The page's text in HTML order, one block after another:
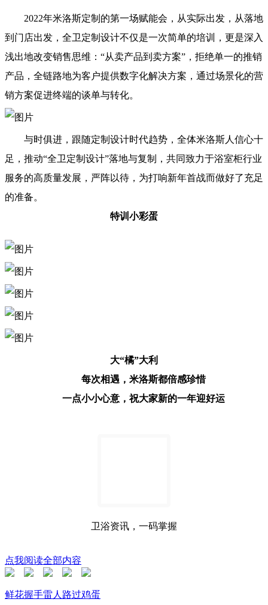
2022年米洛斯定制的第一场赋能会，从实际出发，从落地
到门店出发，全卫定制设计不仅是一次简单的培训，更是深入
浅出地改变销售思维：“从卖产品到卖方案”，拒绝单一的推销
产品，全链路地为客户提供数字化解决方案，通过场景化的营
销方案促进终端的谈单与转化。
与时俱进，跟随定制设计时代趋势，全体米洛斯人信心十
足，推动“全卫定制设计”落地与复制，共同致力于浴室柜行业
服务的高质量发展，严阵以待，为打响新年首战而做好了充足
的准备。
特训小彩蛋
大“橘”大利
每次相遇，米洛斯都倍感珍惜
一点小小心意，祝大家新的一年迎好运
卫浴资讯，一码掌握
点我阅读全部内容
鲜花握手雷人 路过鸡蛋